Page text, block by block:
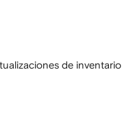
de inventario